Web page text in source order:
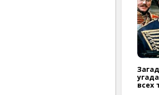
всех